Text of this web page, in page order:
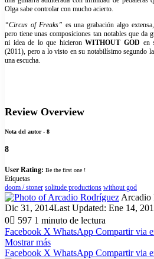
Olga sabe controlar con mucho acierto.
“Circus of Freaks” es una grabación algo
pero tiene unas composiciones tan notables que da
ni idea de lo que hicieronWITHOUT GOD en
(2011), pero a lo visto en su notabilísimo segundo
una escucha.
Review Overview
Nota del autor - 8
8
User Rating: Be the first one !
Etiquetas
doom / stoner solitude productions without god
Arcadio
Dic 31, 2014Last Updated: Ene 14,
0
597 1 minuto de lectura
Facebook X WhatsApp Compartir via
Mostrar más
Facebook X WhatsApp Compartir via